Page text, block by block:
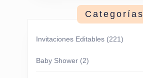
Categorías
Invitaciones Editables (221)
Baby Shower (2)